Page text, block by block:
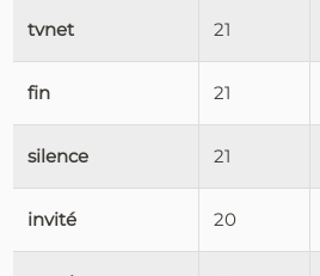
tvnet 21
fin 21
silence 21
invité 20